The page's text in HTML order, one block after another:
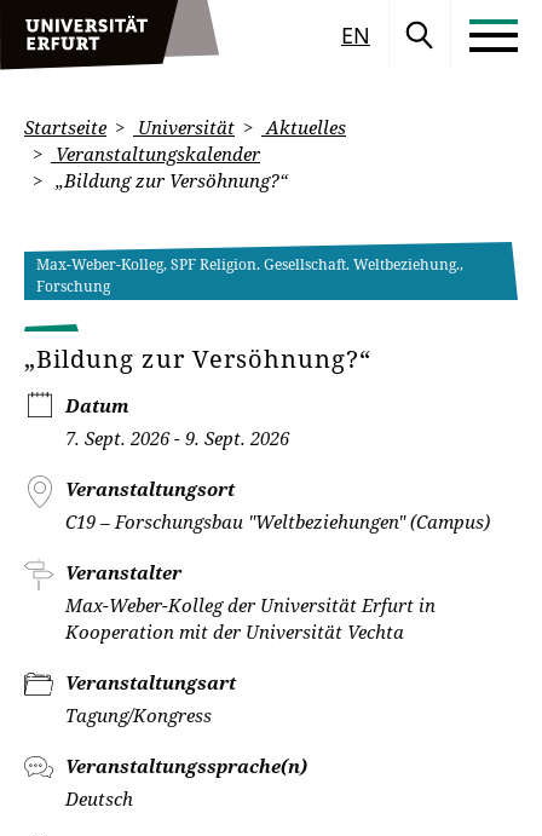
EN
Startseite Universität
Aktuelles
Veranstaltungskalender
„Bildung zur Versöhnung?“
Max-Weber-Kolleg, SPF Religion. Gesellschaft. Weltbeziehung.,
Forschung
„Bildung zur Versöhnung?“
Datum
7. Sept. 2026 - 9. Sept. 2026
Veranstaltungsort
C19 – Forschungsbau "Weltbeziehungen" (Campus)
Veranstalter
Max-Weber-Kolleg der Universität Erfurt in
Kooperation mit der Universität Vechta
Veranstaltungsart
Tagung/Kongress
Veranstaltungssprache(n)
Deutsch